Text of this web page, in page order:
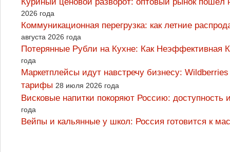
2026 года
Коммуникационная перегрузка: как летние
августа 2026 года
Потерянные Рубли на Кухне: Как
года
Маркетплейсы идут навстречу бизнесу:
тарифы 28 июля 2026 года
Висковые напитки покоряют Россию:
года
Вейпы и кальянные у школ: Россия готовится к